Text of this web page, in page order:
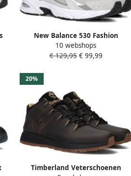
New Balance 530 Fashion
sneakers Schoenen raincloud
maat: 41.5 beschikbare
10 webshops
€ 129,95€ 99,99
20%
Timberland Veterschoenen